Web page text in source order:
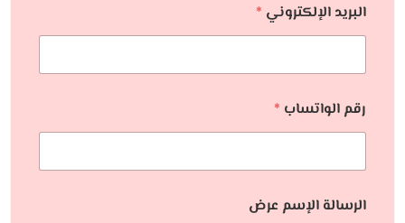
البريد الإلكتروني *
رقم الواتساب *
الرسالة الإسم عرض